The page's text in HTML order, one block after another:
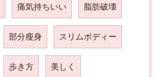
痛気持ちいい 脂肪破壊
部分瘦身 スリムボディー
歩き方 美しく